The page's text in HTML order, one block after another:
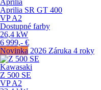
Aprilia
Aprilia SR GT 400
VPA2
Dostupné farby
26,4 kW
6 999,- €
Novinka 2026 Záruka 4 roky
Kawasaki
Z 500 SE
VPA2